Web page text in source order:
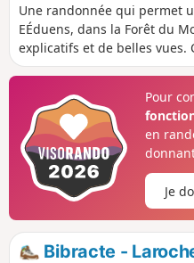
Une randonnée qui permet
EÉduens, dans la Forêt du
explicatifs et de belles vues.
longue, elle peut être
parking.
Pour
en
Je
Bibracte -